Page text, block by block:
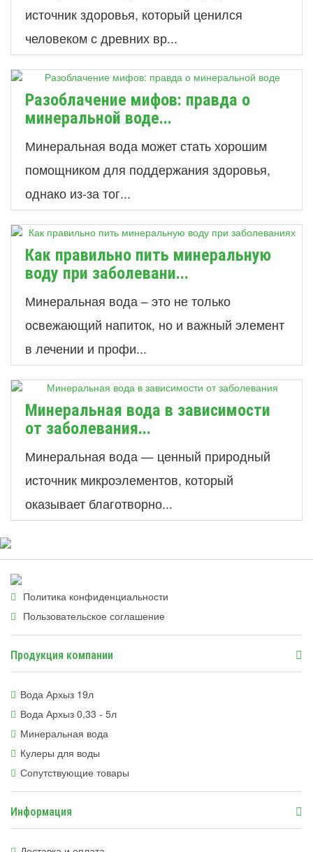
источник здоровья, который ценился
человеком с древних вр...
Разоблачение мифов: правда о
минеральной воде...
Минеральная вода может стать хорошим
помощником для поддержания здоровья,
однако из-за тог...
Как правильно пить минеральную
воду при заболевани...
Минеральная вода – это не только
освежающий напиток, но и важный элемент
в лечении и профи...
Минеральная вода в зависимости
от заболевания...
Минеральная вода — ценный природный
источник микроэлементов, который
оказывает благотворно...
Политика конфиденциальности
Пользовательское соглашение
Продукция компании
Вода Архыз 19л
Вода Архыз 0,33 - 5л
Минеральная вода
Кулеры для воды
Сопутствующие товары
Информация